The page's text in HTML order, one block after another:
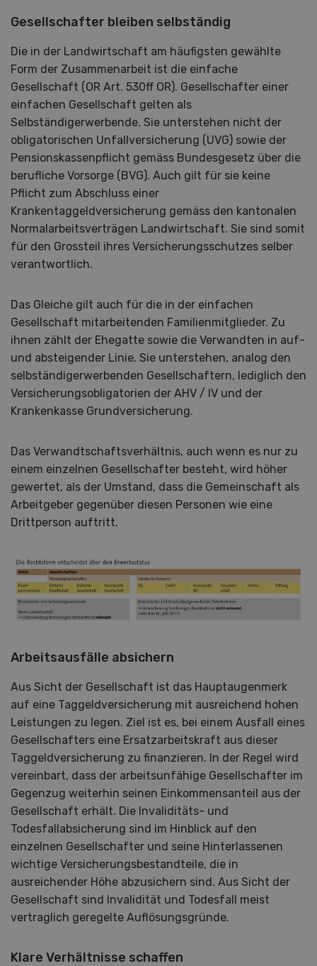
Gesellschafter bleiben selbständig
Die in der Landwirtschaft am häufigsten gewählte
Form der Zusammenarbeit ist die einfache
Gesellschaft (OR Art. 530ff OR). Gesellschafter einer
einfachen Gesellschaft gelten als
Selbständigerwerbende. Sie unterstehen nicht der
obligatorischen Unfallversicherung (UVG) sowie der
Pensionskassenpflicht gemäss Bundesgesetz über die
berufliche Vorsorge (BVG). Auch gilt für sie keine
Pflicht zum Abschluss einer
Krankentaggeldversicherung gemäss den kantonalen
Normalarbeitsverträgen Landwirtschaft. Sie sind somit
für den Grossteil ihres Versicherungsschutzes selber
verantwortlich.
Das Gleiche gilt auch für die in der einfachen
Gesellschaft mitarbeitenden Familienmitglieder. Zu
ihnen zählt der Ehegatte sowie die Verwandten in auf-
und absteigender Linie. Sie unterstehen, analog den
selbständigerwerbenden Gesellschaftern, lediglich den
Versicherungsobligatorien der AHV / IV und der
Krankenkasse Grundversicherung.
Das Verwandtschaftsverhältnis, auch wenn es nur zu
einem einzelnen Gesellschafter besteht, wird höher
gewertet, als der Umstand, dass die Gemeinschaft als
Arbeitgeber gegenüber diesen Personen wie eine
Drittperson auftritt.
Arbeitsausfälle absichern
Aus Sicht der Gesellschaft ist das Hauptaugenmerk
auf eine Taggeldversicherung mit ausreichend hohen
Leistungen zu legen. Ziel ist es, bei einem Ausfall eines
Gesellschafters eine Ersatzarbeitskraft aus dieser
Taggeldversicherung zu finanzieren. In der Regel wird
vereinbart, dass der arbeitsunfähige Gesellschafter im
Gegenzug weiterhin seinen Einkommensanteil aus der
Gesellschaft erhält. Die Invaliditäts- und
Todesfallabsicherung sind im Hinblick auf den
einzelnen Gesellschafter und seine Hinterlassenen
wichtige Versicherungsbestandteile, die in
ausreichender Höhe abzusichern sind. Aus Sicht der
Gesellschaft sind Invalidität und Todesfall meist
vertraglich geregelte Auflösungsgründe.
Klare Verhältnisse schaffen